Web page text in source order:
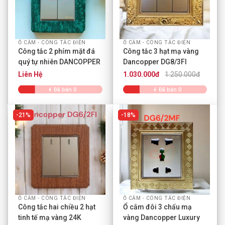
Ổ CẮM - CÔNG TẮC ĐIỆN
Công tắc 2 phím mặt đá
quý tự nhiên DANCOPPER
Liên Hệ
Đã bán 0
Ổ CẮM - CÔNG TẮC ĐIỆN
Công tắc 3 hạt mạ vàng
Dancopper DG8/3FI
1.250.000đ
1.030.000đ
Đã bán 0
21%
Ổ CẮM - CÔNG TẮC ĐIỆN
Công tắc hai chiều 2 hạt
tinh tế mạ vàng 24K
18%
Ổ CẮM - CÔNG TẮC ĐIỆN
Ổ cắm đôi 3 chấu mạ
vàng Dancopper Luxury